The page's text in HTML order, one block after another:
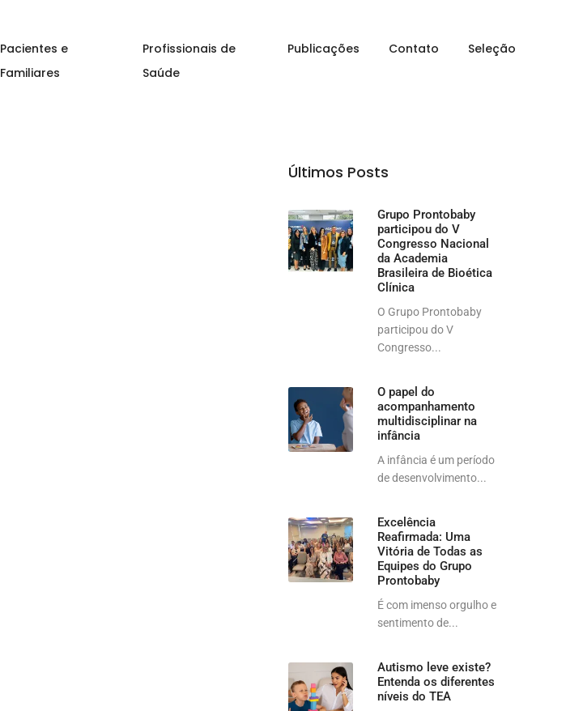
Pacientes e
Familiares
Profissionais de
Saúde
Publicações Contato Seleção
Últimos Posts
Grupo Prontobaby
participou do V
Congresso Nacional
da Academia
Brasileira de Bioética
Clínica
O Grupo Prontobaby
participou do V
Congresso...
O papel do
acompanhamento
multidisciplinar na
infância
A infância é um período
de desenvolvimento...
Excelência
Reafirmada: Uma
Vitória de Todas as
Equipes do Grupo
Prontobaby
É com imenso orgulho e
sentimento de...
Autismo leve existe?
Entenda os diferentes
níveis do TEA